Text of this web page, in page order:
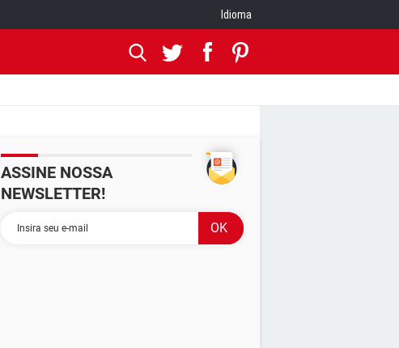
Idioma
ASSINE NOSSA
NEWSLETTER!